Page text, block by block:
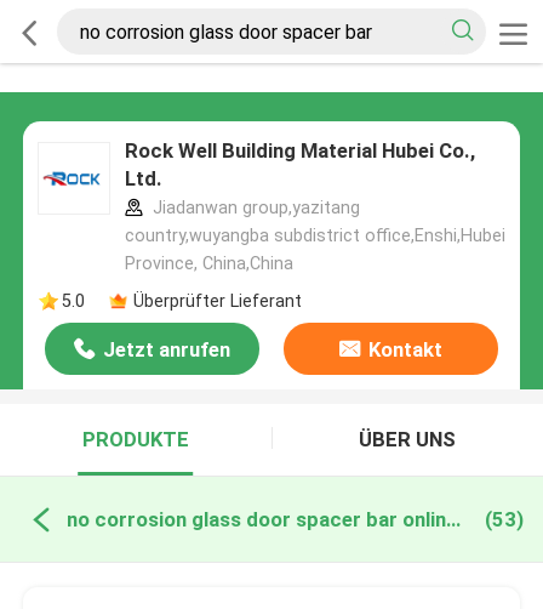
Rock Well Building Material Hubei Co.,
Ltd.
Jiadanwan group,yazitang
country,wuyangba subdistrict office,Enshi,Hubei
Province, China,China
5.0
Überprüfter Lieferant
Jetzt anrufen Kontakt
PRODUKTE ÜBER UNS
no corrosion glass door spacer bar online manufacture (53)